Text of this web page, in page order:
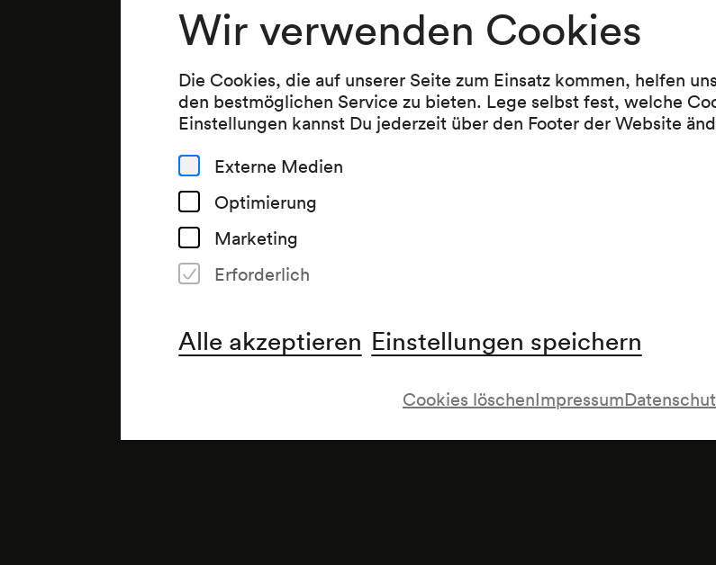
Wir verwenden Cookies
Die Cookies, die auf unserer Seite zum Einsatz kommen, helfen
den bestmöglichen Service zu bieten. Lege selbst fest, welche
Einstellungen kannst Du jederzeit über den Footer der Website
Externe Medien
Optimierung
Marketing
Erforderlich
Alle akzeptieren Einstellungen speichern
Cookies löschenImpressum
Programm
Gottfried von Einem
Symphonie Nr. 3 Es-Dur op. 55